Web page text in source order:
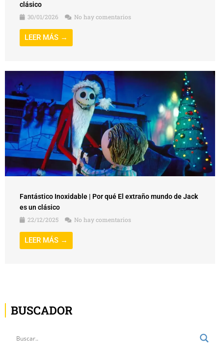
clásico
30/01/2026
No hay comentarios
LEER MÁS →
Fantástico Inoxidable | Por qué El extraño mundo de Jack
es un clásico
22/12/2025
No hay comentarios
LEER MÁS →
BUSCADOR